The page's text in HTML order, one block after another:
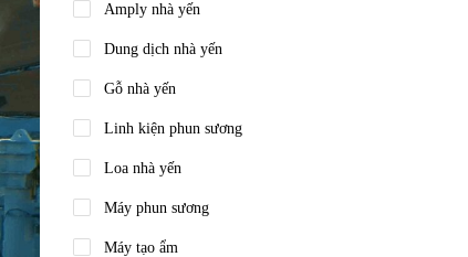
Amply nhà yến
Dung dịch nhà yến
Gỗ nhà yến
Linh kiện phun sương
Loa nhà yến
Máy phun sương
Máy tạo ẩm